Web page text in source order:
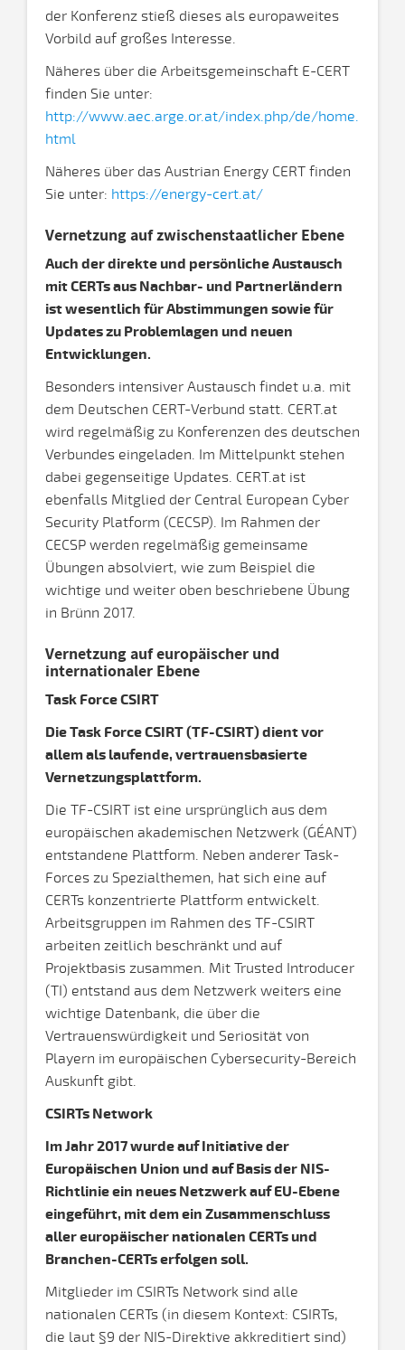
der Konferenz stieß dieses als europaweites
Vorbild auf großes Interesse.
Näheres über die Arbeitsgemeinschaft E-CERT
finden Sie unter:
http://www.aec.arge.or.at/index.php/de/home.
html
Näheres über das Austrian Energy CERT finden
Sie unter: https://energy-cert.at/
Vernetzung auf zwischenstaatlicher Ebene
Auch der direkte und persönliche Austausch
mit CERTs aus Nachbar- und Partnerländern
ist wesentlich für Abstimmungen sowie für
Updates zu Problemlagen und neuen
Entwicklungen.
Besonders intensiver Austausch findet u.a. mit
dem Deutschen CERT-Verbund statt. CERT.at
wird regelmäßig zu Konferenzen des deutschen
Verbundes eingeladen. Im Mittelpunkt stehen
dabei gegenseitige Updates. CERT.at ist
ebenfalls Mitglied der Central European Cyber
Security Platform (CECSP). Im Rahmen der
CECSP werden regelmäßig gemeinsame
Übungen absolviert, wie zum Beispiel die
wichtige und weiter oben beschriebene Übung
in Brünn 2017.
Vernetzung auf europäischer und
internationaler Ebene
Task Force CSIRT
Die Task Force CSIRT (TF-CSIRT) dient vor
allem als laufende, vertrauensbasierte
Vernetzungsplattform.
Die TF-CSIRT ist eine ursprünglich aus dem
europäischen akademischen Netzwerk (GÉANT)
entstandene Plattform. Neben anderer Task-
Forces zu Spezialthemen, hat sich eine auf
CERTs konzentrierte Plattform entwickelt.
Arbeitsgruppen im Rahmen des TF-CSIRT
arbeiten zeitlich beschränkt und auf
Projektbasis zusammen. Mit Trusted Introducer
(TI) entstand aus dem Netzwerk weiters eine
wichtige Datenbank, die über die
Vertrauenswürdigkeit und Seriosität von
Playern im europäischen Cybersecurity-Bereich
Auskunft gibt.
CSIRTs Network
Im Jahr 2017 wurde auf Initiative der
Europäischen Union und auf Basis der NIS-
Richtlinie ein neues Netzwerk auf EU-Ebene
eingeführt, mit dem ein Zusammenschluss
aller europäischer nationalen CERTs und
Branchen-CERTs erfolgen soll.
Mitglieder im CSIRTs Network sind alle
nationalen CERTs (in diesem Kontext: CSIRTs,
die laut §9 der NIS-Direktive akkreditiert sind)